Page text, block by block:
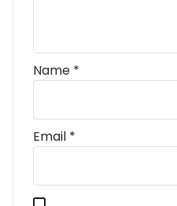
Name *
Email *